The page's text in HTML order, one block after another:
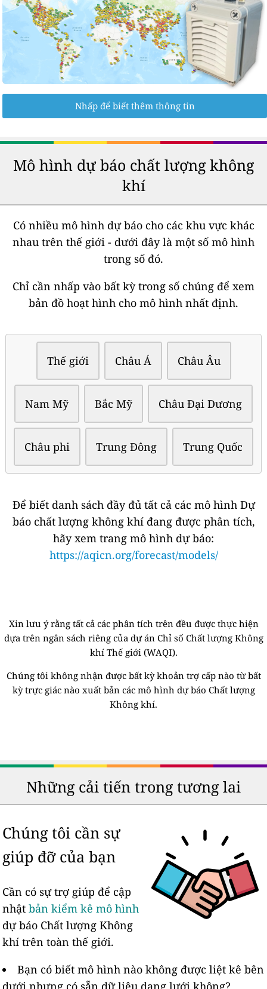
Nhấp để biết thêm thông tin
Mô hình dự báo chất lượng không
khí
Có nhiều mô hình dự báo cho các khu vực khác
nhau trên thế giới - dưới đây là một số mô hình
trong số đó.
Chỉ cần nhấp vào bất kỳ trong số chúng để xem
bản đồ hoạt hình cho mô hình nhất định.
Thế giới Châu Á Châu Âu
Nam Mỹ Bắc Mỹ Châu Đại Dương
Châu phi Trung Đông Trung Quốc
Để biết danh sách đầy đủ tất cả các mô hình Dự
báo chất lượng không khí đang được phân tích,
hãy xem trang mô hình dự báo:
https://aqicn.org/forecast/models/
Xin lưu ý rằng tất cả các phân tích trên đều được thực hiện
dựa trên ngân sách riêng của dự án Chỉ số Chất lượng Không
khí Thế giới (WAQI).
Chúng tôi không nhận được bất kỳ khoản trợ cấp nào từ bất
kỳ trực giác nào xuất bản các mô hình dự báo Chất lượng
Không khí.
Những cải tiến trong tương lai
Chúng tôi cần sự
giúp đỡ của bạn
Cần có sự trợ giúp để cập
nhậtbản kiểm kê mô hình
dự báo Chất lượng Không
khí trên toàn thế giới.
Bạn có biết mô hình nào không được liệt kê bên